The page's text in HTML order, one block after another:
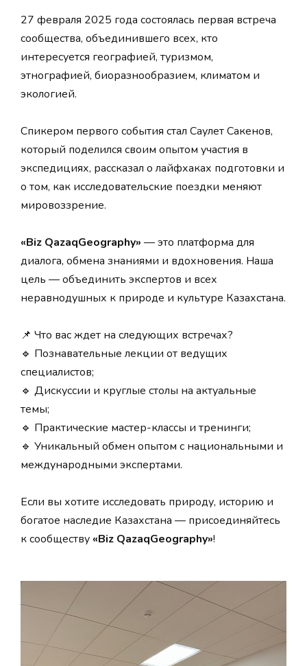
27 февраля 2025 года состоялась первая встреча
сообщества, объединившего всех, кто
интересуется географией, туризмом,
этнографией, биоразнообразием, климатом и
экологией.
Спикером первого события стал Саулет Сакенов,
который поделился своим опытом участия в
экспедициях, рассказал о лайфхаках подготовки и
о том, как исследовательские поездки меняют
мировоззрение.
«Biz QazaqGeography» — это платформа для
диалога, обмена знаниями и вдохновения. Наша
цель — объединить экспертов и всех
неравнодушных к природе и культуре Казахстана.
📌 Что вас ждет на следующих встречах?
🔹 Познавательные лекции от ведущих
специалистов;
🔹 Дискуссии и круглые столы на актуальные
темы;
🔹 Практические мастер-классы и тренинги;
🔹 Уникальный обмен опытом с национальными и
международными экспертами.
Если вы хотите исследовать природу, историю и
богатое наследие Казахстана — присоединяйтесь
к сообществу «Biz QazaqGeography»!